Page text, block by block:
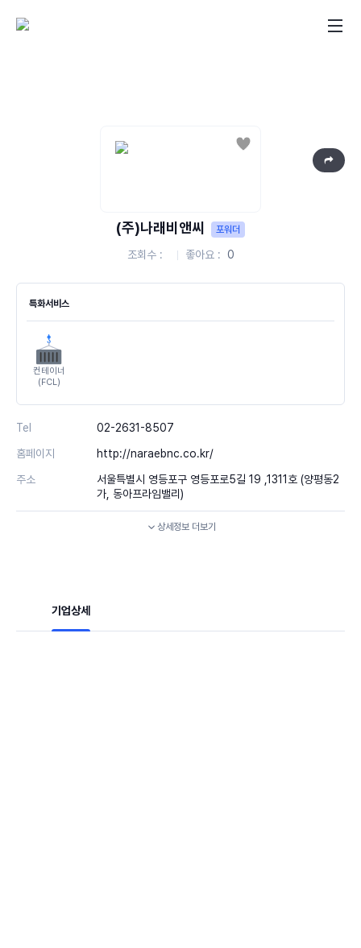
좋아요
(주)나래비앤씨 포워더
조회수 좋아요 0
특화서비스
컨테이너
(FCL)
Tel
02-2631-8507
홈페이지
http://naraebnc.co.kr/
주소
서울특별시 영등포구 영등포로5길 19 ,1311호 (양평동2
가, 동아프라임밸리)
상세정보 더보기
기업상세